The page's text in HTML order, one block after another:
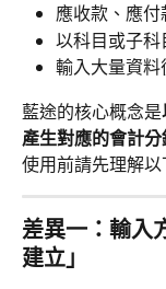
應收款、應
以科目或子
輸入大量資
藍途的核心概念是
產生對應的會計分
使用前請先理解以
差異一：輸
建立」